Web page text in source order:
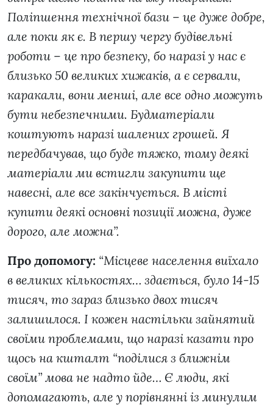
Поліпшення технічної бази – це дуже добре,
але поки як є. В першу чергу будівельні
роботи – це про безпеку, бо наразі у нас є
близько 50 великих хижаків, а є сервали,
каракали, вони менші, але все одно можуть
бути небезпечними. Будматеріали
коштують наразі шалених грошей. Я
передбачував, що буде тяжко, тому деякі
матеріали ми встигли закупити ще
навесні, але все закінчується. В місті
купити деякі основні позиції можна, дуже
дорого, але можна”.
Про допомогу: “Місцеве населення виїхало
в великих кількостях… здається, було 14-15
тисяч, то зараз близько двох тисяч
залишилося. І кожен настільки зайнятий
своїми проблемами, що наразі казати про
щось на кшталт “поділися з ближнім
своїм” мова не надто йде… Є люди, які
допомагають, але у порівнянні із минулим